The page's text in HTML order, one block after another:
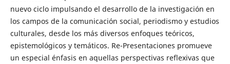
nuevo ciclo impulsando el desarrollo de la investigación en
los campos de la comunicación social, periodismo y estudios
culturales, desde los más diversos enfoques teóricos,
epistemológicos y temáticos. Re-Presentaciones promueve
un especial énfasis en aquellas perspectivas reflexivas que